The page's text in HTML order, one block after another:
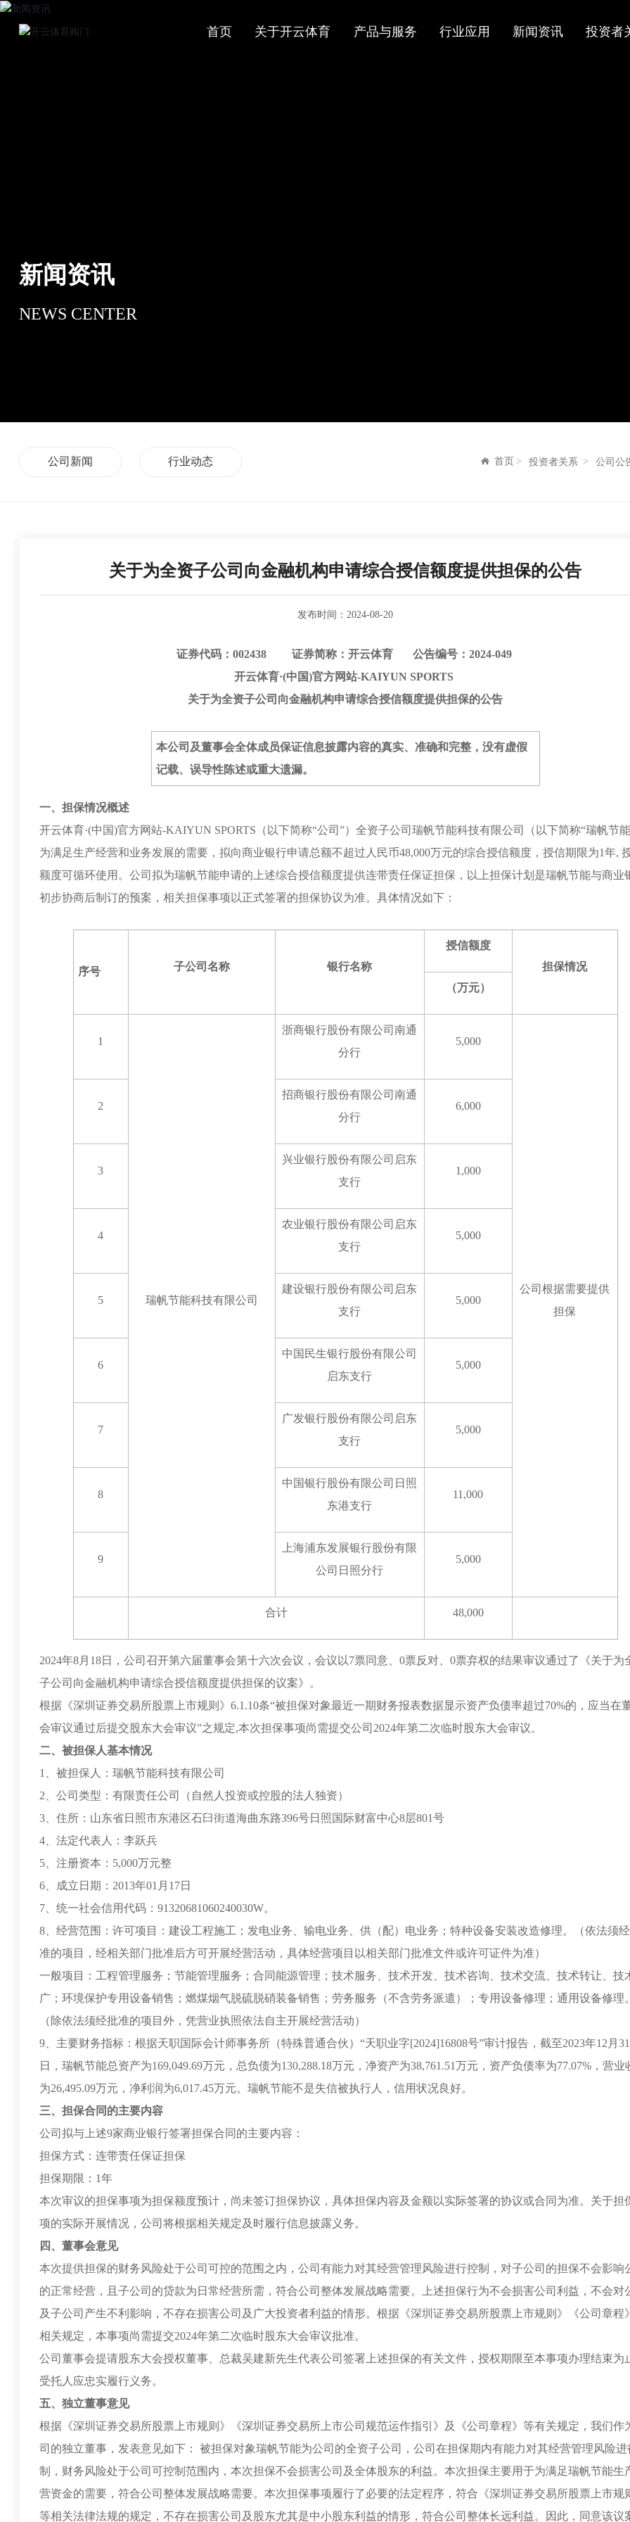
首页 关于开云体育 产品与服务 行业应用 新闻资讯 投资者
新闻资讯
NEWS CENTER
公司新闻 行业动态 首页 投资者关系 公司公
关于为全资子公司向金融机构申请综合授信额度提供担保的公告
发布时间： 2024-08-20
证券代码：002438 证券简称：开云体育 公告编号：2024-049
开云体育·(中国)官方网站-KAIYUN SPORTS
关于为全资子公司向金融机构申请综合授信额度提供担保的公告
本公司及董事会全体成员保证信息披露内容的真实、准确和完整，没有虚假
记载、误导性陈述或重大遗漏。
一、担保情况概述
开云体育·(中国)官方网站-KAIYUN SPORTS（以下简称“公司”）全资子公司瑞帆节能科技有限公司（以下简称“瑞帆节
为满足生产经营和业务发展的需要，拟向商业银行申请总额不超过人民币48,000万元的综合授信额度，授信期限为1年,
额度可循环使用。公司拟为瑞帆节能申请的上述综合授信额度提供连带责任保证担保，以上担保计划是瑞帆节能与商业
初步协商后制订的预案，相关担保事项以正式签署的担保协议为准。具体情况如下：
序号 子公司名称 银行名称
授信额度
担保情况
（万元）
1
瑞帆节能科技有限公司
浙商银行股份有限公司南通
分行
5,000
公司根据需要提供
担保
2
招商银行股份有限公司南通
分行
6,000
3
兴业银行股份有限公司启东
支行
1,000
4
农业银行股份有限公司启东
支行
5,000
5
建设银行股份有限公司启东
支行
5,000
6
中国民生银行股份有限公司
启东支行
5,000
7
广发银行股份有限公司启东
支行
5,000
8
中国银行股份有限公司日照
东港支行
11,000
9
上海浦东发展银行股份有限
公司日照分行
5,000
合计 48,000
2024年8月18日，公司召开第六届董事会第十六次会议，会议以7票同意、0票反对、0票弃权的结果审议通过了《关于为
子公司向金融机构申请综合授信额度提供担保的议案》。
根据《深圳证券交易所股票上市规则》6.1.10条“被担保对象最近一期财务报表数据显示资产负债率超过70%的，应当在
会审议通过后提交股东大会审议”之规定,本次担保事项尚需提交公司2024年第二次临时股东大会审议。
二、被担保人基本情况
1、被担保人：瑞帆节能科技有限公司
2、公司类型：有限责任公司（自然人投资或控股的法人独资）
3、住所：山东省日照市东港区石臼街道海曲东路396号日照国际财富中心8层801号
4、法定代表人：李跃兵
5、注册资本：5,000万元整
6、成立日期：2013年01月17日
7、统一社会信用代码：91320681060240030W。
8、经营范围：许可项目：建设工程施工；发电业务、输电业务、供（配）电业务；特种设备安装改造修理。（依法须
准的项目，经相关部门批准后方可开展经营活动，具体经营项目以相关部门批准文件或许可证件为准）
一般项目：工程管理服务；节能管理服务；合同能源管理；技术服务、技术开发、技术咨询、技术交流、技术转让、技
广；环境保护专用设备销售；燃煤烟气脱硫脱硝装备销售；劳务服务（不含劳务派遣）；专用设备修理；通用设备修理
（除依法须经批准的项目外，凭营业执照依法自主开展经营活动）
9、主要财务指标：根据天职国际会计师事务所（特殊普通合伙）“天职业字[2024]16808号”审计报告，截至2023年12月31
日，瑞帆节能总资产为169,049.69万元，总负债为130,288.18万元，净资产为38,761.51万元，资产负债率为77.07%，营业
为26,495.09万元，净利润为6,017.45万元。瑞帆节能不是失信被执行人，信用状况良好。
三、担保合同的主要内容
公司拟与上述9家商业银行签署担保合同的主要内容：
担保方式：连带责任保证担保
担保期限：1年
本次审议的担保事项为担保额度预计，尚未签订担保协议，具体担保内容及金额以实际签署的协议或合同为准。关于担
项的实际开展情况，公司将根据相关规定及时履行信息披露义务。
四、董事会意见
本次提供担保的财务风险处于公司可控的范围之内，公司有能力对其经营管理风险进行控制，对子公司的担保不会影响
的正常经营，且子公司的贷款为日常经营所需，符合公司整体发展战略需要。上述担保行为不会损害公司利益，不会对
及子公司产生不利影响，不存在损害公司及广大投资者利益的情形。根据《深圳证券交易所股票上市规则》《公司章程
相关规定，本事项尚需提交2024年第二次临时股东大会审议批准。
公司董事会提请股东大会授权董事、总裁吴建新先生代表公司签署上述担保的有关文件，授权期限至本事项办理结束为
受托人应忠实履行义务。
五、独立董事意见
根据《深圳证券交易所股票上市规则》《深圳证券交易所上市公司规范运作指引》及《公司章程》等有关规定，我们作
司的独立董事，发表意见如下： 被担保对象瑞帆节能为公司的全资子公司，公司在担保期内有能力对其经营管理风险进
制，财务风险处于公司可控制范围内，本次担保不会损害公司及全体股东的利益。本次担保主要用于为满足瑞帆节能生
营资金的需要，符合公司整体发展战略需要。本次担保事项履行了必要的法定程序，符合《深圳证券交易所股票上市规
等相关法律法规的规定，不存在损害公司及股东尤其是中小股东利益的情形，符合公司整体长远利益。因此，同意该议